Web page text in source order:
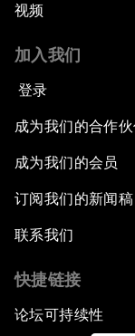
视频
加入我们
登录
成为我们的合作
成为我们的会员
订阅我们的新闻稿
联系我们
快捷链接
论坛可持续性